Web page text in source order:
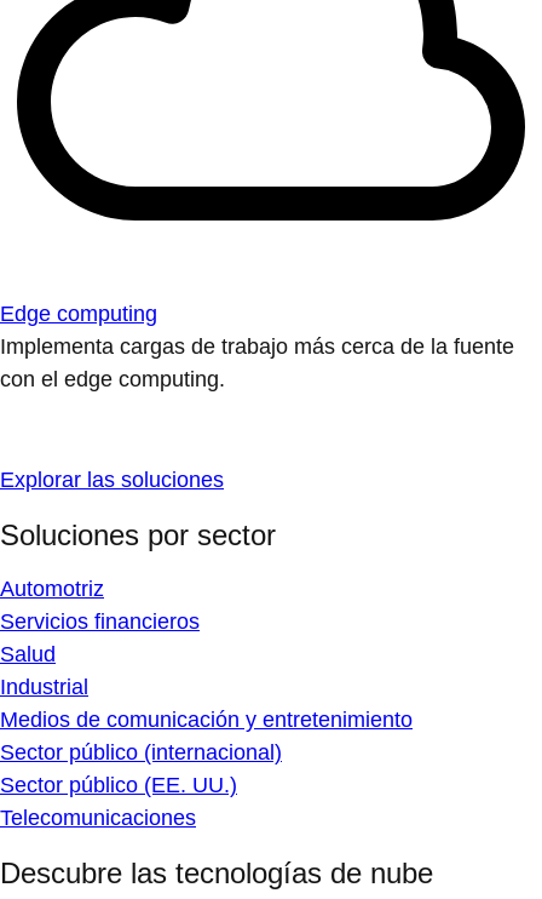
Edge computing
Implementa cargas de trabajo más cerca de la fuente
con el edge computing.
Explorar las soluciones
Soluciones por sector
Automotriz
Servicios financieros
Salud
Industrial
Medios de comunicación y entretenimiento
Sector público (internacional)
Sector público (EE. UU.)
Telecomunicaciones
Descubre las tecnologías de nube